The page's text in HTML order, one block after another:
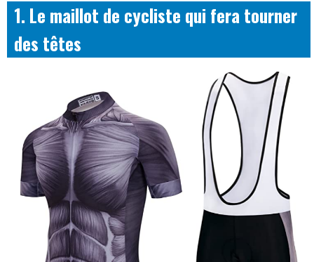
1. Le maillot de cycliste qui fera tourner
des têtes